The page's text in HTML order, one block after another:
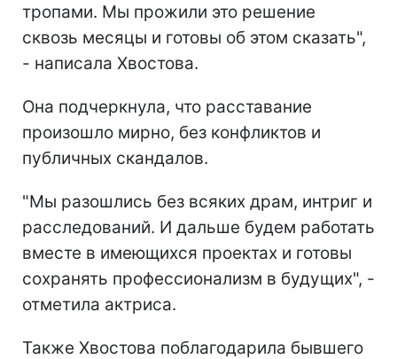
тропами. Мы прожили это решение
сквозь месяцы и готовы об этом сказать",
- написала Хвостова.
Она подчеркнула, что расставание
произошло мирно, без конфликтов и
публичных скандалов.
"Мы разошлись без всяких драм, интриг и
расследований. И дальше будем работать
вместе в имеющихся проектах и готовы
сохранять профессионализм в будущих", -
отметила актриса.
Также Хвостова поблагодарила бывшего